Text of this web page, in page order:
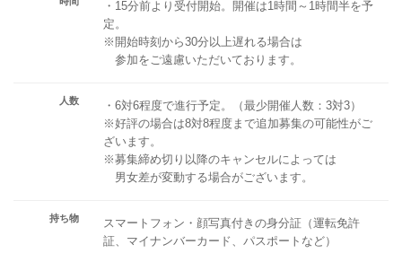
・15分前より受付開始。開催は1時間～1時間半を予
定。
※開始時刻から30分以上遅れる場合は
参加をご遠慮いただいております。
人数
・6対6程度で進行予定。（最少開催人数：3対3）
※好評の場合は8対8程度まで追加募集の可能性がご
ざいます。
※募集締め切り以降のキャンセルによっては
男女差が変動する場合がございます。
持ち物
スマートフォン・顔写真付きの身分証（運転免許
証、マイナンバーカード、パスポートなど）